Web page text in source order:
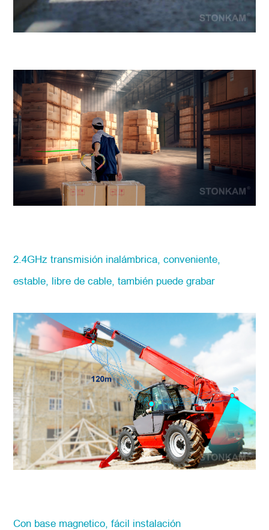
2.4GHz transmisión inalámbrica, conveniente,
estable, libre de cable, también puede grabar
Con base magnetico, fácil instalación